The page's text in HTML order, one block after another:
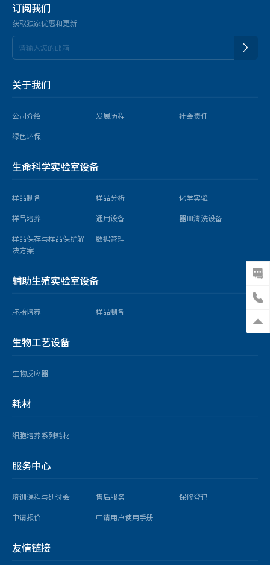
订阅我们
获取独家优惠和更新
关于我们
公司介绍 发展历程
社会责任
绿色环保
生命科学实验室设备
样品制备 样品分析
化学实验
样品培养
通用设备
器皿清洗设备
样品保存与样品保护解
决方案
数据管理
辅助生殖实验室设备
胚胎培养 样品制备
生物工艺设备
生物反应器
耗材
细胞培养系列耗材
服务中心
培训课程与研讨会 售后服务
保修登记
申请报价
申请用户使用手册
友情链接